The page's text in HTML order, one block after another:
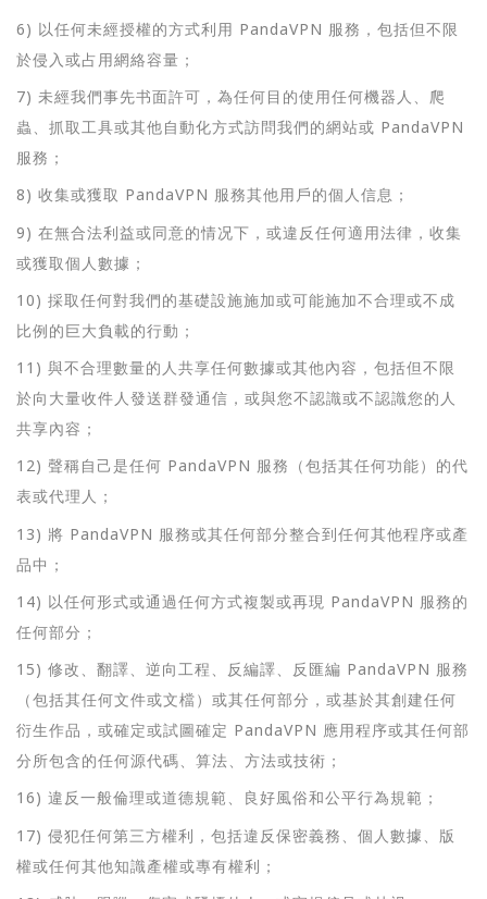
6) 以任何未經授權的方式利用 PandaVPN 服務，包括但不限
於侵入或占用網絡容量；
7) 未經我們事先书面許可，為任何目的使用任何機器人、爬
蟲、抓取工具或其他自動化方式訪問我們的網站或 PandaVPN
服務；
8) 收集或獲取 PandaVPN 服務其他用戶的個人信息；
9) 在無合法利益或同意的情况下，或違反任何適用法律，收集
或獲取個人數據；
10) 採取任何對我們的基礎設施施加或可能施加不合理或不成
比例的巨大負載的行動；
11) 與不合理數量的人共享任何數據或其他內容，包括但不限
於向大量收件人發送群發通信，或與您不認識或不認識您的人
共享內容；
12) 聲稱自己是任何 PandaVPN 服務（包括其任何功能）的代
表或代理人；
13) 將 PandaVPN 服務或其任何部分整合到任何其他程序或產
品中；
14) 以任何形式或通過任何方式複製或再現 PandaVPN 服務的
任何部分；
15) 修改、翻譯、逆向工程、反編譯、反匯編 PandaVPN 服務
（包括其任何文件或文檔）或其任何部分，或基於其創建任何
衍生作品，或確定或試圖確定 PandaVPN 應用程序或其任何部
分所包含的任何源代碼、算法、方法或技術；
16) 違反一般倫理或道德規範、良好風俗和公平行為規範；
17) 侵犯任何第三方權利，包括違反保密義務、個人數據、版
權或任何其他知識產權或專有權利；